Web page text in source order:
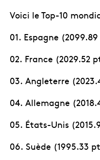
Voici le Top-10
01. Espagne
02. France (2029.52
03. Angleterre
04. Allemagne
05. États-Unis
06. Suède (1995.33